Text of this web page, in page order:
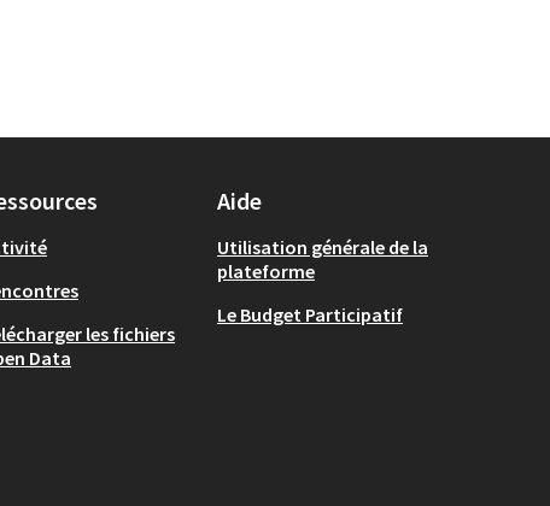
les fichiers
Data
Aide
Utilisation générale de la
plateforme
Le Budget Participatif